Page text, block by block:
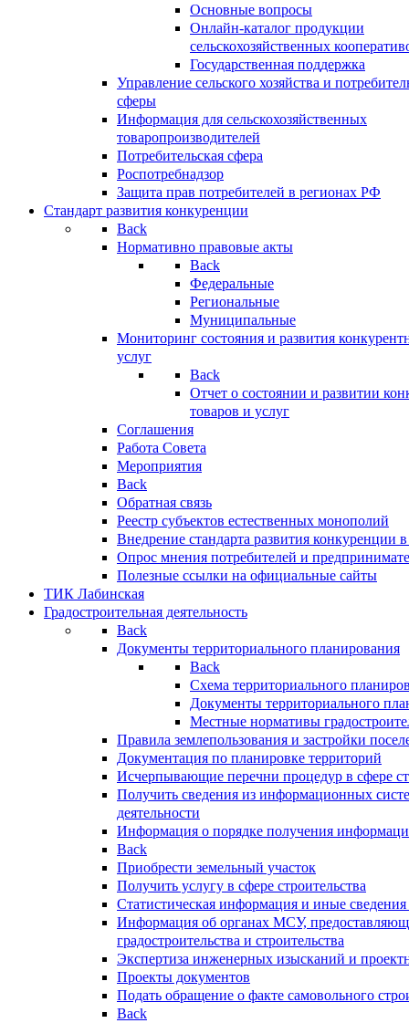
Основные вопросы
Онлайн-каталог продукции
сельскохозяйственных
Государственная поддержка
Управление сельского хозяйства и
сферы
Информация для сельскохозяйственных
товаропроизводителей
Потребительская сфера
Роспотребнадзор
Защита прав потребителей в регионах РФ
Стандарт развития конкуренции
Back
Нормативно правовые акты
Back
Федеральные
Региональные
Муниципальные
Мониторинг состояния и развития
услуг
Back
Отчет о состоянии и развитии
товаров и услуг
Соглашения
Работа Совета
Мероприятия
Back
Обратная связь
Реестр субъектов естественных монополий
Внедрение стандарта развития конкуренции
Опрос мнения потребителей и
Полезные ссылки на официальные сайты
ТИК Лабинская
Градостроительная деятельность
Back
Документы территориального планирования
Back
Схема территориального
Документы территориального
Местные нормативы
Правила землепользования и застройки
Документация по планировке территорий
Исчерпывающие перечни процедур в сфере
Получить сведения из информационных
деятельности
Информация о порядке получения
Back
Приобрести земельный участок
Получить услугу в сфере строительства
Статистическая информация и иные сведения
Информация об органах МСУ,
градостроительства и строительства
Экспертиза инженерных изысканий и
Проекты документов
Подать обращение о факте самовольного
Back